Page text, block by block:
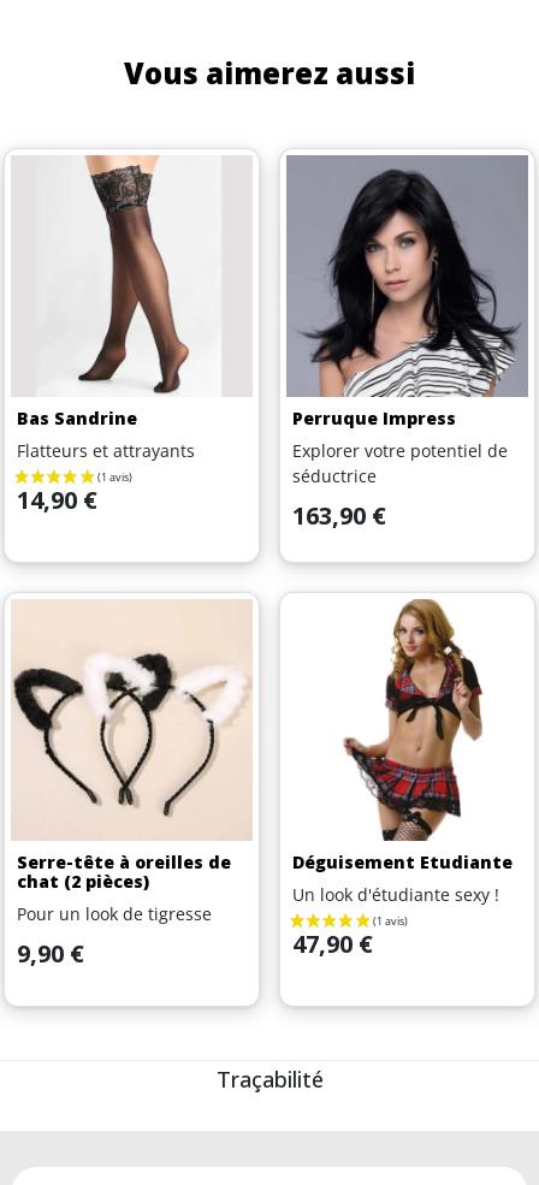
Vous aimerez aussi
Bas Sandrine
Flatteurs et attrayants
Prix
14,90 €
Perruque Impress
Explorer votre potentiel de
séductrice
Prix
163,90 €
Serre-tête à oreilles de
chat (2 pièces)
Pour un look de tigresse
Prix
9,90 €
Déguisement Etudiante
Un look d'étudiante sexy !
Prix
47,90 €
Traçabilité